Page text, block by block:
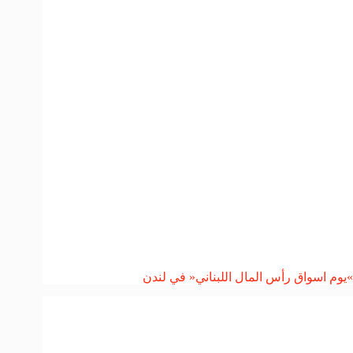
»يوم اسواق رأس المال اللبناني« في لندن